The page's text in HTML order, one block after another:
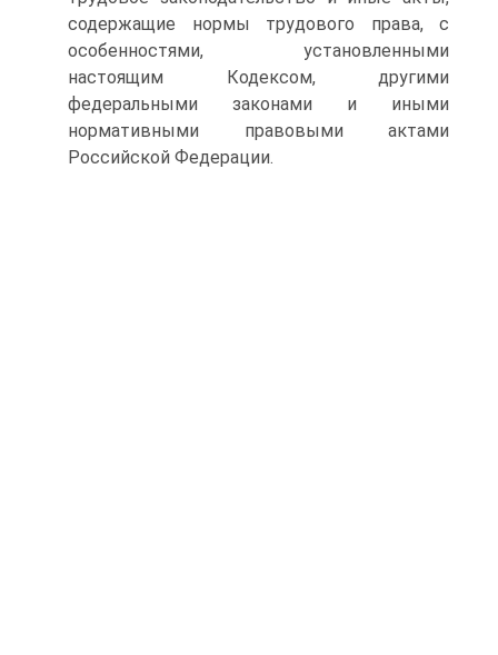
содержащие нормы трудового права, с
особенностями, установленными
настоящим Кодексом, другими
федеральными законами и иными
нормативными правовыми актами
Российской Федерации.